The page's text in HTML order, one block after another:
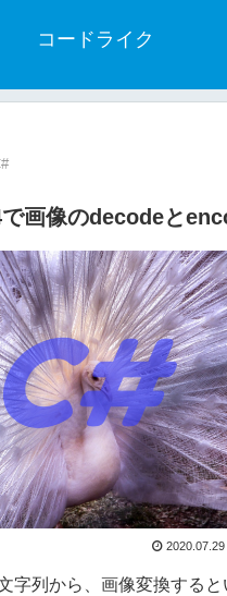
コードライク
画像のdecodeと
2020.07.29
字列から、画像変換すると